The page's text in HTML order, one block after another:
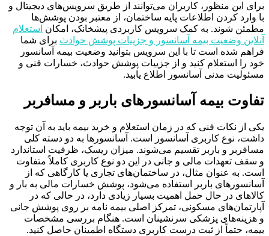
برای این منظور، کاربران می‌توانند از طریق سرویس‌های دیجیتال و
با وارد کردن اطلاعات پایه ساختمان، از معتبر بودن پوشش‌ها
مطمئن شوند. به کمک سرویس کاربردی پیشخانک، امکان استعلام
آنلاین وضعیت بیمه آسانسور و جزییات پوشش حوادث برای شما
فراهم شده است تا با این سرویس بتوانید وضعیت بیمه آسانسور
خود را استعلام کنید و از جزییات پوشش حوادث، خسارات فنی و
مسئولیت مدنی آسانسور اطلاع یابید.
تفاوت بیمه آسانسورهای باربر و مسافربر
یکی از نکات فنی که در زمان استعلام و خرید بیمه باید به آن توجه
داشت، نوع کاربری آسانسور است. آسانسورها به دو دسته کلی
مسافربر و باربر تقسیم می‌شوند. میزان ریسک، ظرفیت استاندارد
و سقف تعهدات مالی و جانی در این دو نوع کاربری کاملاً متفاوت
است. به عنوان مثال، در ساختمان‌های تجاری یا کارگاهی که از
آسانسورهای باربر استفاده می‌شود، پوشش خسارات مالی به بار و
کالاهای در حال حمل اهمیت بسیار زیادی دارد، در حالی که در
آپارتمان‌های مسکونی، تمرکز اصلی بیمه نامه بر روی پوشش جانی
و هزینه‌های پزشکی سرنشینان است. هنگام بررسی مشخصات
بیمه، حتماً از ثبت درست کاربری دستگاه اطمینان حاصل کنید.